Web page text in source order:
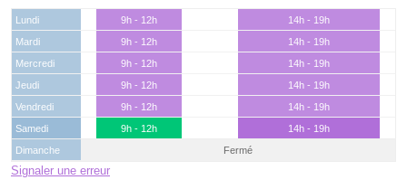
Lundi 9h - 12h
14h - 19h
Mardi
9h - 12h
14h - 19h
Mercredi
9h - 12h
14h - 19h
Jeudi
9h - 12h
14h - 19h
Vendredi
9h - 12h
14h - 19h
Samedi
9h - 12h
14h - 19h
Dimanche
Fermé
Signaler une erreur